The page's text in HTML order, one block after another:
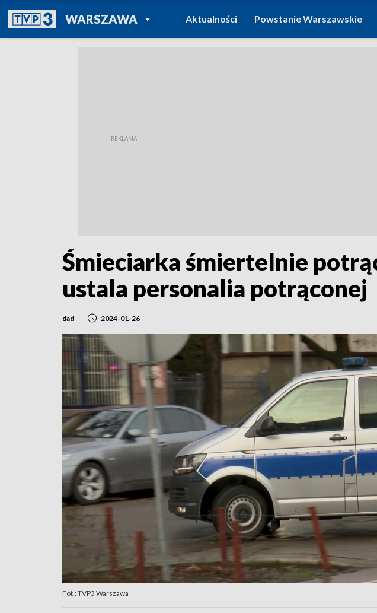
WARSZAWAPOWRÓT DO
TVP REGIONY
Aktualności Powstanie Warszawskie
Śmieciarka śmiertelnie
ustala personalia potrąconej
dad 2024-01-26
Fot.: TVP3 Warszawa